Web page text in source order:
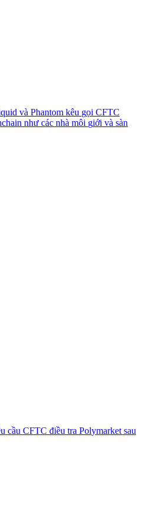
quid và Phantom kêu gọi CFTC
chain như các nhà môi giới và sàn
u cầu CFTC điều tra Polymarket sau